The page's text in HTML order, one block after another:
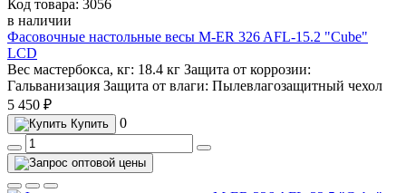
Код товара: 3056
в наличии
Фасовочные настольные весы M-ER 326 AFL-15.2 "Cube"
LCD
Вес мастербокса, кг: 18.4 кг Защита от коррозии:
Гальванизация Защита от влаги: Пылевлагозащитный чехол
5 450 ₽
Купить 0